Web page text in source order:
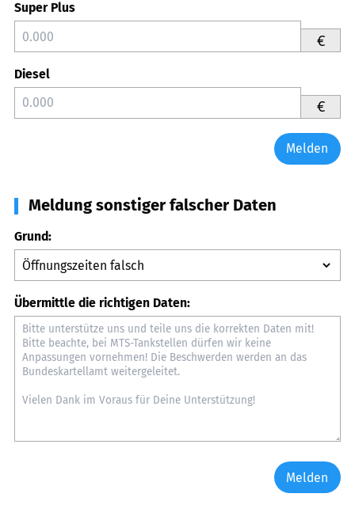
Super Plus
€
Diesel
€
Melden
Meldung sonstiger falscher Daten
Grund:
Übermittle die richtigen Daten:
Melden